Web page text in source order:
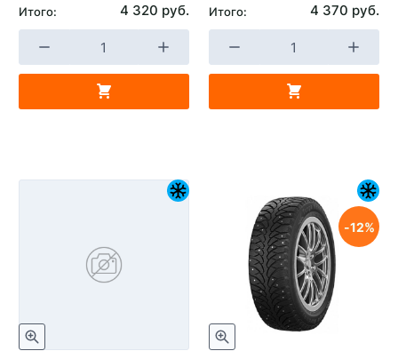
Итого: 4 320 руб. Итого: 4 370 руб.
12